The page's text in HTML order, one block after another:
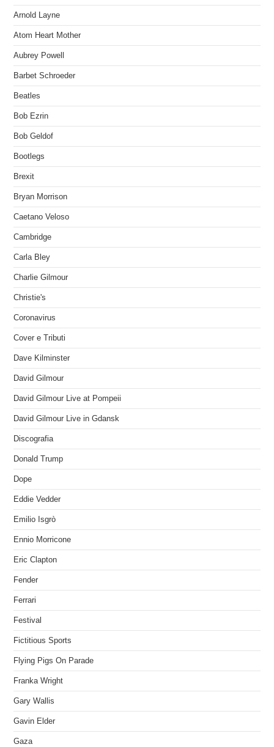
Arnold Layne
Atom Heart Mother
Aubrey Powell
Barbet Schroeder
Beatles
Bob Ezrin
Bob Geldof
Bootlegs
Brexit
Bryan Morrison
Caetano Veloso
Cambridge
Carla Bley
Charlie Gilmour
Christie's
Coronavirus
Cover e Tributi
Dave Kilminster
David Gilmour
David Gilmour Live at Pompeii
David Gilmour Live in Gdansk
Discografia
Donald Trump
Dope
Eddie Vedder
Emilio Isgrò
Ennio Morricone
Eric Clapton
Fender
Ferrari
Festival
Fictitious Sports
Flying Pigs On Parade
Franka Wright
Gary Wallis
Gavin Elder
Gaza